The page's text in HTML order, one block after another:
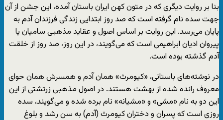
بنا بر روایت‌ دیگری که در متون کهن ایران باستان آمده، این جشن از آن
جهت سده نام گرفته است که صد روز ابتدایی زندگی فرزندان آدم به
پایان می‌رسد. این روایت بر اساس اصول و عقاید مذهبی سامیان یا
پیروان ادیان ابراهیمی است که می‌گویند، در این روز، صد روز از خلقت
آدم گذشته بوده است.
در نوشته‌های باستانی، «کیومرث» همان آدم و همسرش همان حوای
معروف رانده شده از بهشت هستند. در اصول مذهبی زرتشتی از این
این دو به نام «مشی» و «مشیانه» نام برده شده و می‌گویند، سده
روزی است که پسران و دختران کیومرث (آدم) به سن رشد و بلوغ